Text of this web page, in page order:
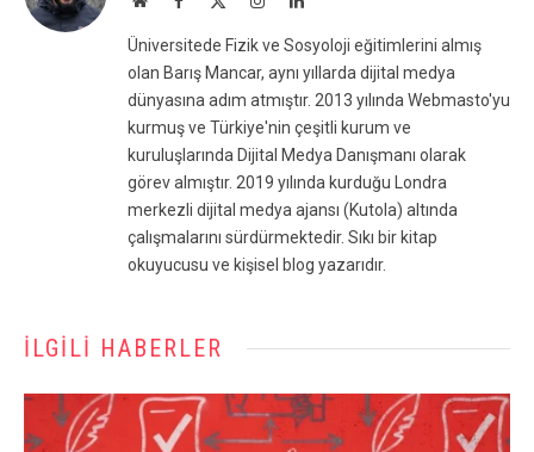
Üniversitede Fizik ve Sosyoloji eğitimlerini almış
olan Barış Mancar, aynı yıllarda dijital medya
dünyasına adım atmıştır. 2013 yılında Webmasto'yu
kurmuş ve Türkiye'nin çeşitli kurum ve
kuruluşlarında Dijital Medya Danışmanı olarak
görev almıştır. 2019 yılında kurduğu Londra
merkezli dijital medya ajansı (Kutola) altında
çalışmalarını sürdürmektedir. Sıkı bir kitap
okuyucusu ve kişisel blog yazarıdır.
İLGILI HABERLER